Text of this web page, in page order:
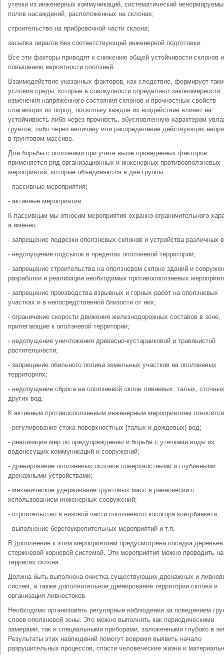
утечки из инженерных коммуникаций, систематический
полив насаждений, расположенных на склонах;
строительство на прибровочной части склона;
засыпка оврагов без соответствующей инженерной подготовки.
Все эти факторы приводят к снижению общей устойчивости склонов и
повышению вероятности оползней.
Взаимодействие указанных факторов, как следствие, формирует
условия среды, которые в совокупности определяют закономерности
изменения напряженного состояния склонов и прочностных свойств
слагающих их пород, поскольку каждое их воздействие влияет на
устойчивость либо через прочность, обусловленную характером
грунтов, либо через величину или распределение действующих
в грунтовом массиве.
Для борьбы с оползнями при учете выше приведенных факторов
применяется ряд организационных и инженерных противооползневых
мероприятий, которые объединяются в две группы:
- пассивные мероприятия;
- активные мероприятия.
К пассивным мы относим мероприятия охранно-ограничительного
а именно:
- запрещение подрезки оползневых склонов и устройства различных
- недопущение подсыпок в пределах оползневой территории;
- запрещение строительства на оползневом склоне зданий и
разработки и реализации необходимых противооползневых
- запрещение производства взрывных и горных работ на оползневых
участках и в непосредственной близости от них;
- ограничение скорости движения железнодорожных составов в зоне,
прилегающие к оползневой территории;
- недопущение уничтожения древесно-кустарниковой и травянистой
растительности;
- запрещение обильного полива земельных участков на оползневых
территориях;
- недопущение сброса на оползневой склон ливневых, талых,
других вод.
К активным противооползневым инженерным мероприятиям
- регулирование стока поверхностных (талых и дождевых) вод;
- реализация мер по предупреждению и борьбе с утечками воды из
водонесущих коммуникаций и сооружений;
- дренирование оползневых склонов поверхностными и глубинными
дренажными устройствами;
- механическое удерживание грунтовых масс в равновесии с
использованием инженерных сооружений;
- строительство в низовой части оползневого косогора контрбанкета;
- выполнение берегоукрепительных мероприятий и т.п.
В дополнение к этим мероприятиям предусмотрена посадка
стержневой корневой системой. Эти мероприятия можно проводить на
террасах склона.
Должна быть выполнена очистка существующих дренажных и
систем, а также дополнительное дренирование территории склона и
организация ливнестоков.
Необходимо организовать регулярные наблюдения за поведением
слоев оползневой зоны. Это можно выполнять как периодическими
замерами, так и специальными приборами, заложенными глубоко в
Результаты этих наблюдений помогут вовремя выявить начало
разрушительных процессов, спасти человеческие жизни и